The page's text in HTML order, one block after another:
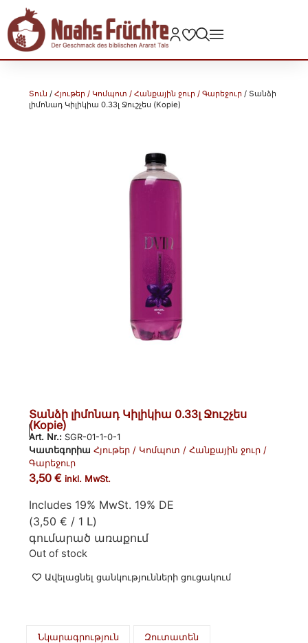
Տուն /Հյութեր / Կոմպոտ / Հանքային ջուր / Գարեջուր / Տանձի
լիմոնադ Կիլիկիա 0.33լ Ջուշչես (Kopie)
Տանձի լիմոնադ Կիլիկիա 0.33լ Ջուշչես
(Kopie)
Art. Nr.: SGR-01-1-0-1
Կատեգորիա Հյութեր / Կոմպոտ / Հանքային ջուր /
Գարեջուր
3,50€ inkl. MwSt.
Includes 19% MwSt. 19% DE
(3,50€ / 1 Լ)
գումարած առաքում
Out of stock
Ավելացնել ցանկությունների ցուցակում
Նկարագրություն Զուտատեն